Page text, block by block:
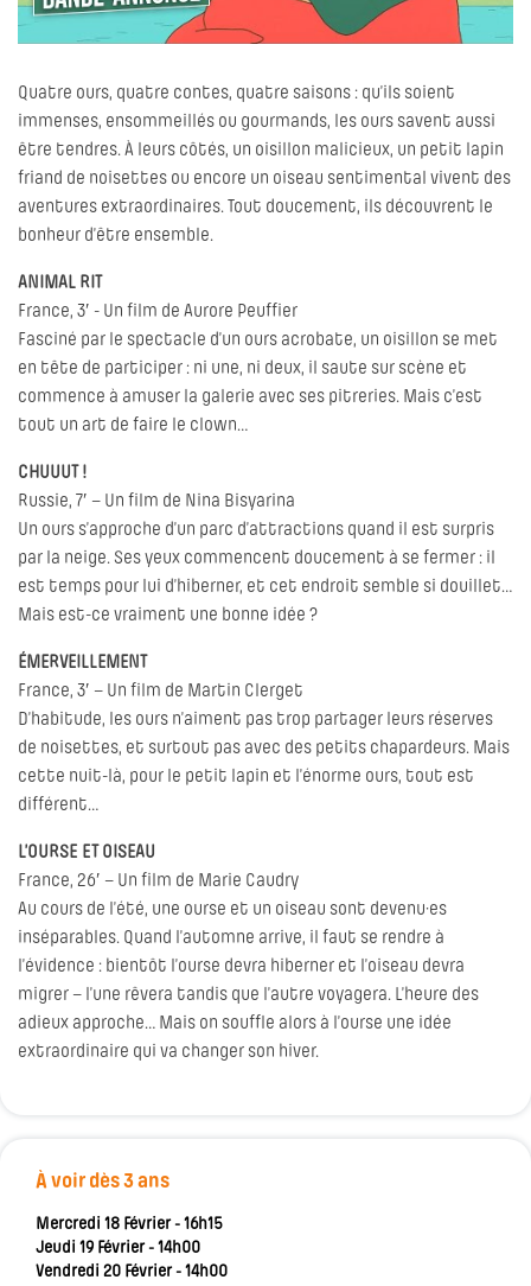
Quatre ours, quatre contes, quatre saisons : qu’ils soient
immenses, ensommeillés ou gourmands, les ours savent aussi
être tendres. À leurs côtés, un oisillon malicieux, un petit lapin
friand de noisettes ou encore un oiseau sentimental vivent des
aventures extraordinaires. Tout doucement, ils découvrent le
bonheur d’être ensemble.
ANIMAL RIT
France, 3′ - Un film de Aurore Peuffier
Fasciné par le spectacle d’un ours acrobate, un oisillon se met
en tête de participer : ni une, ni deux, il saute sur scène et
commence à amuser la galerie avec ses pitreries. Mais c’est
tout un art de faire le clown…
CHUUUT !
Russie, 7′ – Un film de Nina Bisyarina
Un ours s’approche d’un parc d’attractions quand il est surpris
par la neige. Ses yeux commencent doucement à se fermer : il
est temps pour lui d’hiberner, et cet endroit semble si douillet…
Mais est-ce vraiment une bonne idée ?
ÉMERVEILLEMENT
France, 3′ – Un film de Martin Clerget
D’habitude, les ours n’aiment pas trop partager leurs réserves
de noisettes, et surtout pas avec des petits chapardeurs. Mais
cette nuit-là, pour le petit lapin et l’énorme ours, tout est
différent…
L’OURSE ET OISEAU
France, 26′ – Un film de Marie Caudry
Au cours de l’été, une ourse et un oiseau sont devenu·es
inséparables. Quand l’automne arrive, il faut se rendre à
l’évidence : bientôt l’ourse devra hiberner et l’oiseau devra
migrer – l’une rêvera tandis que l’autre voyagera. L’heure des
adieux approche… Mais on souffle alors à l’ourse une idée
extraordinaire qui va changer son hiver.
À voir dès 3 ans
Mercredi 18 Février - 16h15
Jeudi 19 Février - 14h00
Vendredi 20 Février - 14h00